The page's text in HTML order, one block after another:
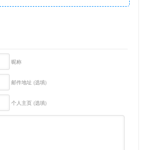
昵称
邮件地址 (选填)
个人主页 (选填)